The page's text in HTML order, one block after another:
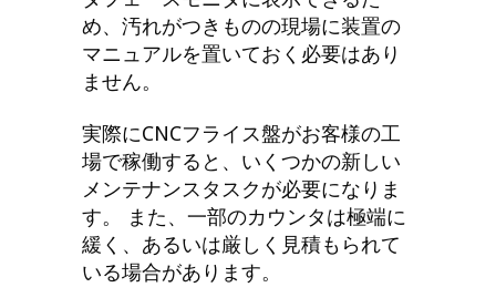
め、汚れがつきものの現場に装置の
マニュアルを置いておく必要はあり
ません。
実際にCNCフライス盤がお客様の工
場で稼働すると、いくつかの新しい
メンテナンスタスクが必要になりま
す。 また、一部のカウンタは極端に
緩く、あるいは厳しく見積もられて
いる場合があります。